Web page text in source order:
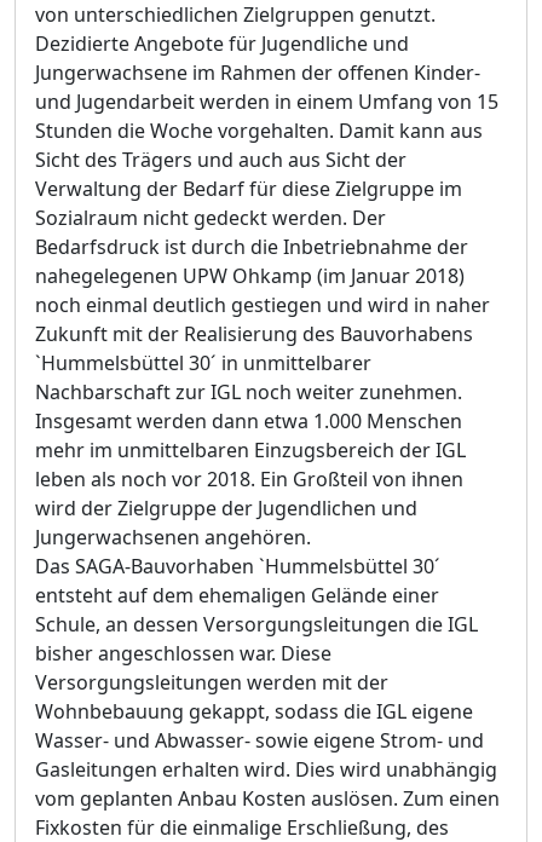
von unterschiedlichen Zielgruppen genutzt.
Dezidierte Angebote für Jugendliche und
Jungerwachsene im Rahmen der offenen Kinder-
und Jugendarbeit werden in einem Umfang von 15
Stunden die Woche vorgehalten. Damit kann aus
Sicht des Trägers und auch aus Sicht der
Verwaltung der Bedarf für diese Zielgruppe im
Sozialraum nicht gedeckt werden. Der
Bedarfsdruck ist durch die Inbetriebnahme der
nahegelegenen UPW Ohkamp (im Januar 2018)
noch einmal deutlich gestiegen und wird in naher
Zukunft mit der Realisierung des Bauvorhabens
`Hummelsbüttel 30´ in unmittelbarer
Nachbarschaft zur IGL noch weiter zunehmen.
Insgesamt werden dann etwa 1.000 Menschen
mehr im unmittelbaren Einzugsbereich der IGL
leben als noch vor 2018. Ein Großteil von ihnen
wird der Zielgruppe der Jugendlichen und
Jungerwachsenen angehören.
Das SAGA-Bauvorhaben `Hummelsbüttel 30´
entsteht auf dem ehemaligen Gelände einer
Schule, an dessen Versorgungsleitungen die IGL
bisher angeschlossen war. Diese
Versorgungsleitungen werden mit der
Wohnbebauung gekappt, sodass die IGL eigene
Wasser- und Abwasser- sowie eigene Strom- und
Gasleitungen erhalten wird. Dies wird unabhängig
vom geplanten Anbau Kosten auslösen. Zum einen
Fixkosten für die einmalige Erschließung, des